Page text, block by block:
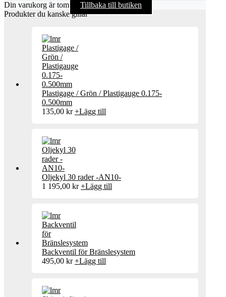
Din varukorg är tom
Tillbaka till butiken
Produkter du kanske gillar
Plastigage / Grön / Plastigauge 0.175-
0.500mm
135,00 kr +Lägg till
Oljekyl 30 rader -AN10-
1 195,00 kr +Lägg till
Backventil för Bränslesystem
495,00 kr +Lägg till